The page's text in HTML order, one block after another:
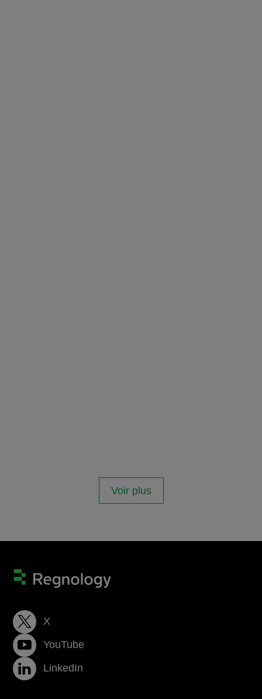
Voir plus
X
YouTube
LinkedIn